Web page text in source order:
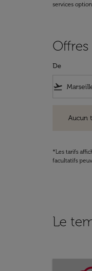
services
De
flight_takeoff
Aucun
*Les tarifs
facultatifs
Le